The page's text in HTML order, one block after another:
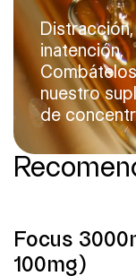
inatención,
nuestro
de
Focus
100mg)